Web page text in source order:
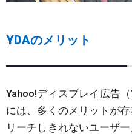
YDAのメリット
Yahoo!ディスプレイ広告
には、多くのメリットが
リーチしきれないユーザ